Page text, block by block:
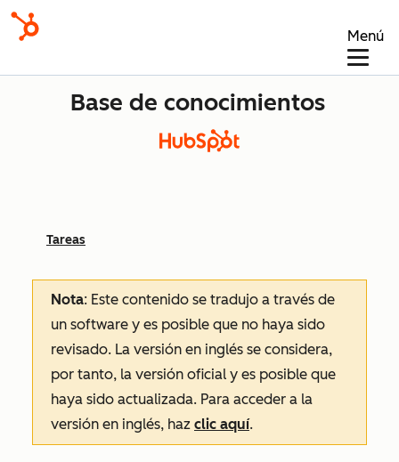
Menú
Base de conocimientos
Tareas
Nota: Este contenido se tradujo a través de
un software y es posible que no haya sido
revisado. La versión en inglés se considera,
por tanto, la versión oficial y es posible que
haya sido actualizada. Para acceder a la
versión en inglés, haz clic aquí.